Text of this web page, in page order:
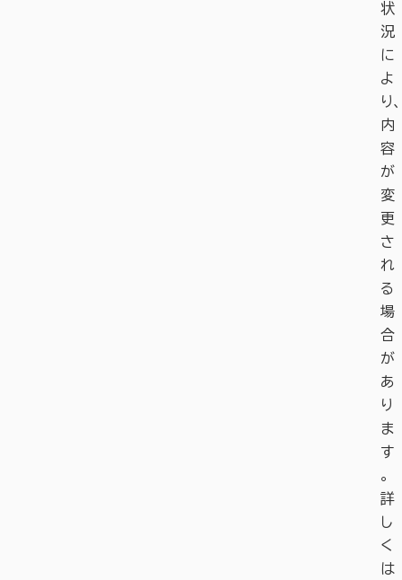
状
況
に
よ
り、
内
容
が
変
更
さ
れ
る
場
合
が
あ
り
ま
す
。
詳
し
く
は